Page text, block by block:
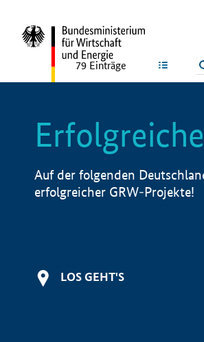
79 Einträge
Auf der folgenden
erfolgreicher GRW-Projekte!
LOS GEHT'S